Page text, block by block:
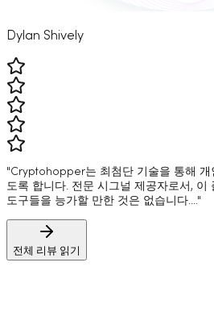
Dylan Shively
"Cryptohopper는 최첨단 기술을 통해 개
도록 합니다. 전문 시그널 제공자로서, 이
도구들을 능가할 만한 것은 없습니다...."
전체 리뷰 읽기